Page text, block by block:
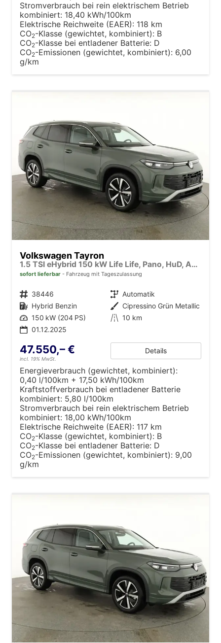
Stromverbrauch bei rein elektrischem Betrieb
kombiniert: 18,40 kWh/100km
Elektrische Reichweite (EAER): 118 km
CO2-Klasse (gewichtet, kombiniert): B
CO2-Klasse bei entladener Batterie: D
CO2-Emissionen (gewichtet, kombiniert): 6,00
g/km
Volkswagen Tayron
1.5 TSI eHybrid 150 kW Life Life, Pano, HuD, AHK, AreaView, Side, Navi, Winter, 5-J. Garantie
sofort lieferbar Fahrzeug mit Tageszulassung
Fahrzeugnr. 38446 Getriebe Automatik
Kraftstoff Hybrid Benzin Außenfarbe Cipressino Grün Metallic
Leistung 150 kW (204 PS) Kilometerstand 10 km
01.12.2025
47.550,– €
incl. 19% MwSt.
Details
Energieverbrauch (gewichtet, kombiniert):
0,40 l/100km + 17,50 kWh/100km
Kraftstoffverbrauch bei entladener Batterie
kombiniert: 5,80 l/100km
Stromverbrauch bei rein elektrischem Betrieb
kombiniert: 18,00 kWh/100km
Elektrische Reichweite (EAER): 117 km
CO2-Klasse (gewichtet, kombiniert): B
CO2-Klasse bei entladener Batterie: D
CO2-Emissionen (gewichtet, kombiniert): 9,00
g/km